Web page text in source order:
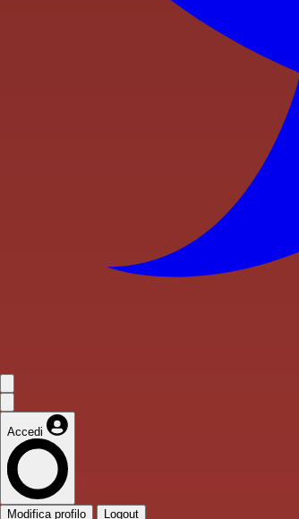
Accedi
Modifica profilo Logout